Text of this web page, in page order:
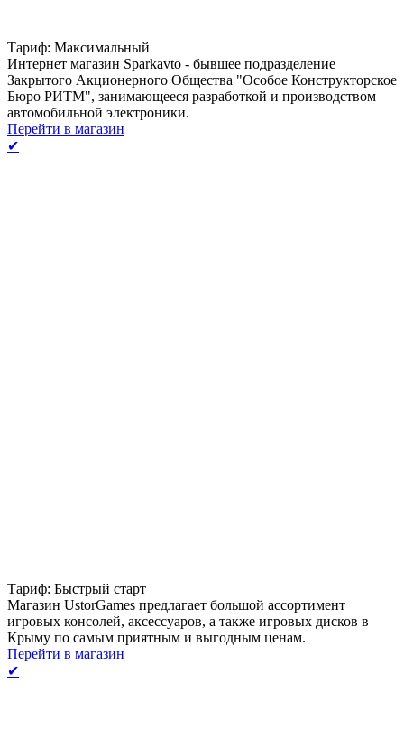
Тариф: Максимальный
Интернет магазин Sparkavto - бывшее подразделение
Закрытого Акционерного Общества "Особое Конструкторское
Бюро РИТМ", занимающееся разработкой и производством
автомобильной электроники.
Перейти в магазин
✔
Тариф: Быстрый старт
Магазин UstorGames предлагает большой ассортимент
игровых консолей, аксессуаров, а также игровых дисков в
Крыму по самым приятным и выгодным ценам.
Перейти в магазин
✔